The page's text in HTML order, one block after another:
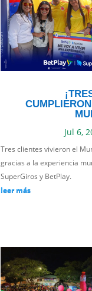
Jul 6,
Tres clientes vivieron el
gracias a la experiencia
SuperGiros y BetPlay.
leer más